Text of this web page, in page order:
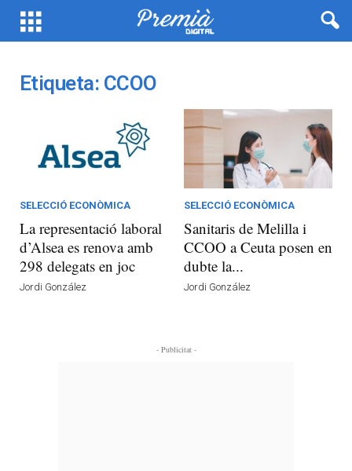
Etiqueta: CCOO
SELECCIÓ ECONÒMICA
La representació laboral
d’Alsea es renova amb
298 delegats en joc
Jordi González
SELECCIÓ ECONÒMICA
Sanitaris de Melilla i
CCOO a Ceuta posen en
dubte la...
Jordi González
- Publicitat -